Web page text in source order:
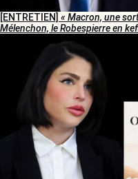
[ENTRETIEN] « Macron, une
Mélenchon, le Robespierre en